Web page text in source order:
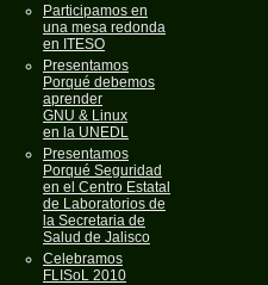
Participamos en
una mesa redonda
en ITESO
Presentamos
Porqué debemos
aprender
GNU & Linux
en la UNEDL
Presentamos
Porqué Seguridad
en el Centro Estatal
de Laboratorios de
la Secretaria de
Salud de Jalisco
Celebramos
FLISoL 2010